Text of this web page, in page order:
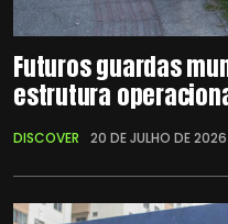
Futuros guardas
estrutura
DISCOVER 20 DE JULHO DE 2026